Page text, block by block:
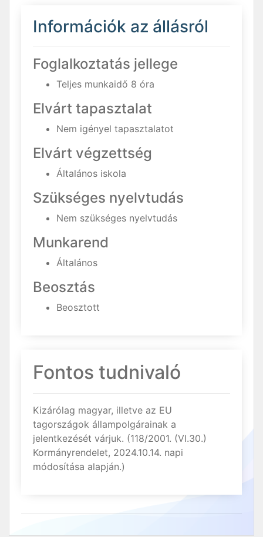
Információk az állásról
Foglalkoztatás jellege
Teljes munkaidő 8 óra
Elvárt tapasztalat
Nem igényel tapasztalatot
Elvárt végzettség
Általános iskola
Szükséges nyelvtudás
Nem szükséges nyelvtudás
Munkarend
Általános
Beosztás
Beosztott
Fontos tudnivaló
Kizárólag magyar, illetve az EU
tagországok állampolgárainak a
jelentkezését várjuk. (118/2001. (VI.30.)
Kormányrendelet, 2024.10.14. napi
módosítása alapján.)